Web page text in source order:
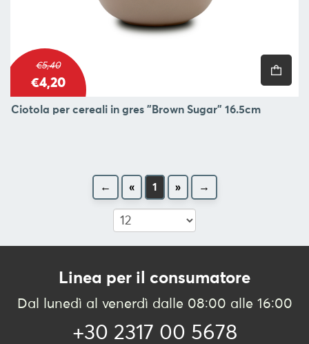
€5,40
€4,20
Ciotola per cereali in gres "Brown Sugar" 16.5cm
← « 1 » →
Linea per il consumatore
Dal lunedì al venerdì dalle 08:00 alle 16:00
+30 2317 00 5678